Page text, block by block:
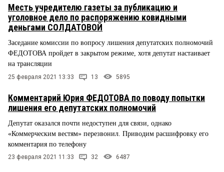
Месть учредителю газеты за публикацию и
уголовное дело по распоряжению ковидными
деньгами СОЛДАТОВОЙ
Заседание комиссии по вопросу лишения депутатских полномочий
ФЕДОТОВА пройдет в закрытом режиме, хотя депутат настаивает
на трансляции
25 февраля 2021 13:33 13 5895
Комментарий Юрия ФЕДОТОВА по поводу попытки
лишения его депутатских полномочий
Депутат оказался почти недоступен для связи, однако
«Коммерческим вестям» перезвонил. Приводим расшифровку его
комментария по телефону
23 февраля 2021 11:33 32 6487